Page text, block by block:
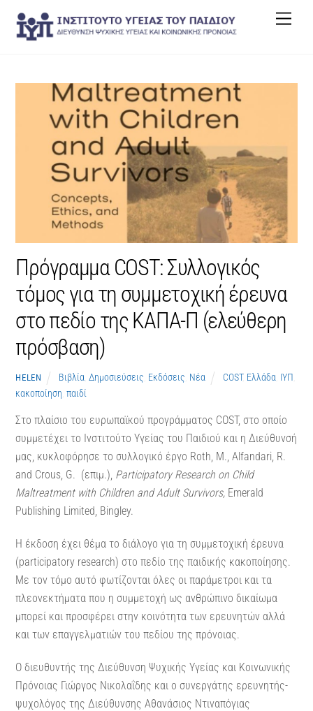
content
Πρόγραμμα COST: Συλλογικός
τόμος για τη συμμετοχική έρευνα
στο πεδίο της ΚΑΠΑ-Π (ελεύθερη
πρόσβαση)
HELEN Βιβλία ,Δημοσιεύσεις Εκδόσεις Νέα COST, Ελλάδα, ΙΥΠ
κακοποίηση ,παιδί
Στο πλαίσιο του ευρωπαϊκού προγράμματος COST, στο οποίο
συμμετέχει το Ινστιτούτο Υγείας του Παιδιού και η Διεύθυνσή
μας, κυκλοφόρησε το συλλογικό έργο Roth, M., Alfandari, R.
and Crous, G. (επιμ.), Participatory Research on Child
Maltreatment with Children and Adult Survivors, Emerald
Publishing Limited, Bingley.
Η έκδοση έχει θέμα το διάλογο για τη συμμετοχική έρευνα
(participatory research) στο πεδίο της παιδικής κακοποίησης.
Με τον τόμο αυτό φωτίζονται όλες οι παράμετροι και τα
πλεονεκτήματα που η συμμετοχή ως ανθρώπινο δικαίωμα
μπορεί και προσφέρει στην κοινότητα των ερευνητών αλλά
και των επαγγελματιών του πεδίου της πρόνοιας.
Ο διευθυντής της Διεύθυνση Ψυχικής Υγείας και Κοινωνικής
Πρόνοιας Γιώργος Νικολαΐδης και ο συνεργάτης ερευνητής-
ψυχολόγος της Διεύθυνσης Αθανάσιος Ντιναπόγιας